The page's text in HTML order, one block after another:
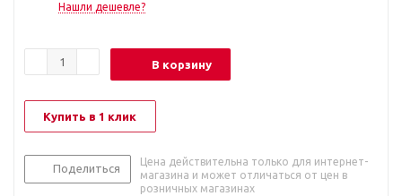
Нашли дешевле?
В корзину
Купить в 1 клик
Поделиться
Цена действительна только для интернет-
магазина и может отличаться от цен в
розничных магазинах